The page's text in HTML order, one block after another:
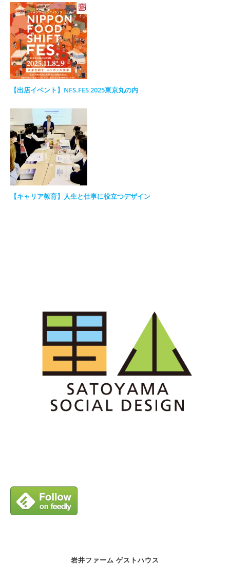
【出店イベント】NFS.FES 2025東京丸の内
【キャリア教育】人生と仕事に役立つデザイン
岩井ファーム ゲストハウス